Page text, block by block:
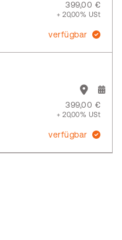
399,00 €
+ 20,00% USt
verfügbar
399,00 €
+ 20,00% USt
verfügbar